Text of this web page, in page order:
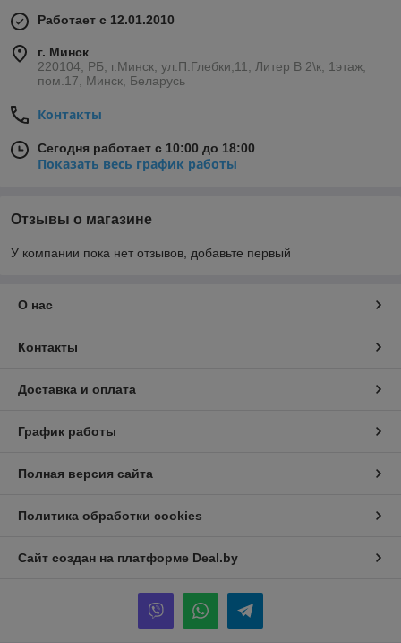
Работает с 12.01.2010
г. Минск
220104, РБ, г.Минск, ул.П.Глебки,11, Литер В 2\к, 1этаж,
пом.17, Минск, Беларусь
Контакты
Сегодня работает с 10:00 до 18:00
Показать весь график работы
Отзывы о магазине
У компании пока нет отзывов, добавьте первый
О нас
Контакты
Доставка и оплата
График работы
Полная версия сайта
Политика обработки cookies
Сайт создан на платформе Deal.by